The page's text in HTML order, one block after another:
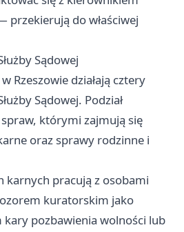
przekierują do właściwej
Sądowej
Rzeszowie działają cztery
Sądowej. Podział
którymi zajmują się
oraz sprawy rodzinne i
karnych pracują z osobami
kuratorskim jako
pozbawienia wolności lub